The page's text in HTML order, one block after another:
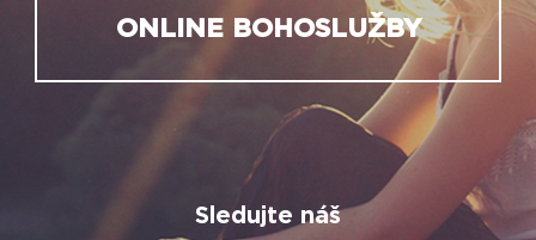
ONLINE BOHOSLUŽBY
Sledujte náš